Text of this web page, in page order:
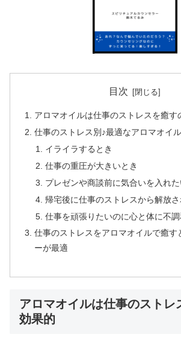
目次
アロマオイルは仕事のストレスを癒す
仕事のストレス別♪最適なアロマオイル
イライラするとき
仕事の重圧が大きいとき
プレゼンや商談前に気合いを入れた
帰宅後に仕事のストレスから解放さ
仕事を頑張りたいのに心と体に不
仕事のストレスをアロマオイルで癒す
ーが最適
アロマオイルは仕事のストレ
効果的